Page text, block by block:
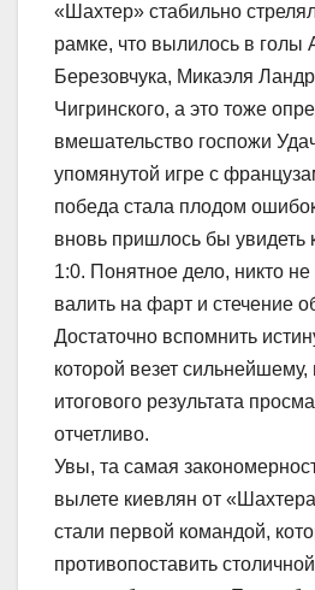
«Шахтер» стабильно
рамке, что вылилось в голы
Березовчука, Микаэля
Чигринского, а это тоже
вмешательство госпожи
упомянутой игре с
победа стала плодом
вновь пришлось бы увидеть
1:0. Понятное дело, никто
валить на фарт и стечение
Достаточно вспомнить
которой везет сильнейшему,
итогового результата
отчетливо.
Увы, та самая
вылете киевлян от
стали первой командой,
противопоставить